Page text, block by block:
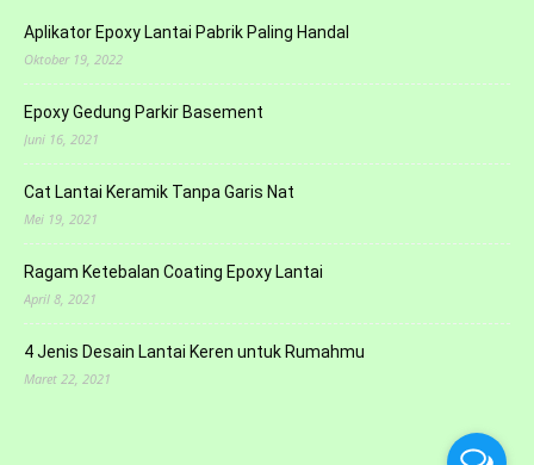
Aplikator Epoxy Lantai Pabrik Paling Handal
Oktober 19, 2022
Epoxy Gedung Parkir Basement
Juni 16, 2021
Cat Lantai Keramik Tanpa Garis Nat
Mei 19, 2021
Ragam Ketebalan Coating Epoxy Lantai
April 8, 2021
4 Jenis Desain Lantai Keren untuk Rumahmu
Maret 22, 2021